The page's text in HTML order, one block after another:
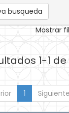
busqueda
Mostrar
1-1 de
1 Siguiente